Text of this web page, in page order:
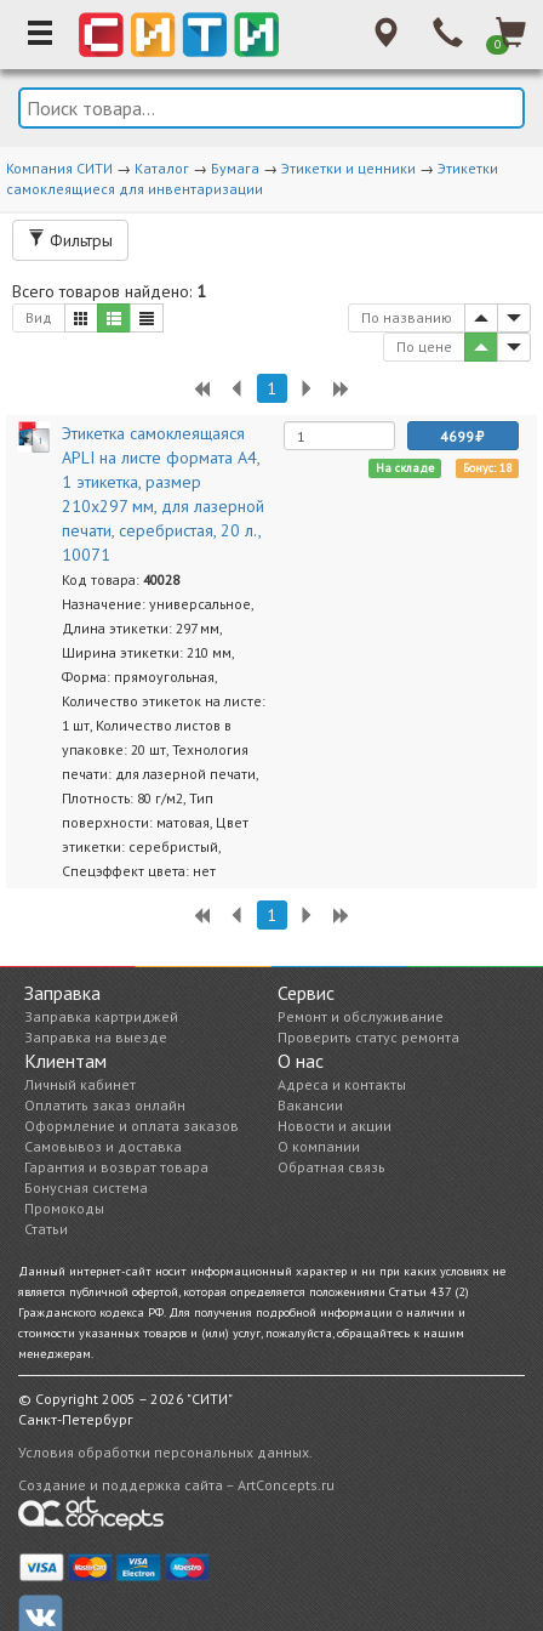
0
Компания СИТИ → Каталог → Бумага → Этикетки и ценники → Этикетки
самоклеящиеся для инвентаризации
Фильтры
Всего товаров найдено: 1
Вид
По названию
По цене
1
Этикетка самоклеящаяся
APLI на листе формата А4,
1 этикетка, размер
210х297 мм, для лазерной
печати, серебристая, 20 л.,
10071
Код товара: 40028
Назначение: универсальное,
Длина этикетки: 297 мм,
Ширина этикетки: 210 мм,
Форма: прямоугольная,
Количество этикеток на листе:
1 шт, Количество листов в
упаковке: 20 шт, Технология
печати: для лазерной печати,
Плотность: 80 г/м2, Тип
поверхности: матовая, Цвет
этикетки: серебристый,
Спецэффект цвета: нет
4699
На складе Бонус: 18
1
Заправка
Заправка картриджей
Заправка на выезде
Сервис
Ремонт и обслуживание
Проверить статус ремонта
Клиентам
Личный кабинет
Оплатить заказ онлайн
Оформление и оплата заказов
Самовывоз и доставка
Гарантия и возврат товара
Бонусная система
Промокоды
Статьи
О нас
Адреса и контакты
Вакансии
Новости и акции
О компании
Обратная связь
Данный интернет-сайт носит информационный характер и ни при каких условиях не
является публичной офертой, которая определяется положениями Статьи 437 (2)
Гражданского кодекса РФ. Для получения подробной информации о наличии и
стоимости указанных товаров и (или) услуг, пожалуйста, обращайтесь к нашим
менеджерам.
© Copyright 2005 – 2026 "СИТИ"
Санкт-Петербург
Условия обработки персональных данных.
Создание и поддержка сайта – ArtConcepts.ru